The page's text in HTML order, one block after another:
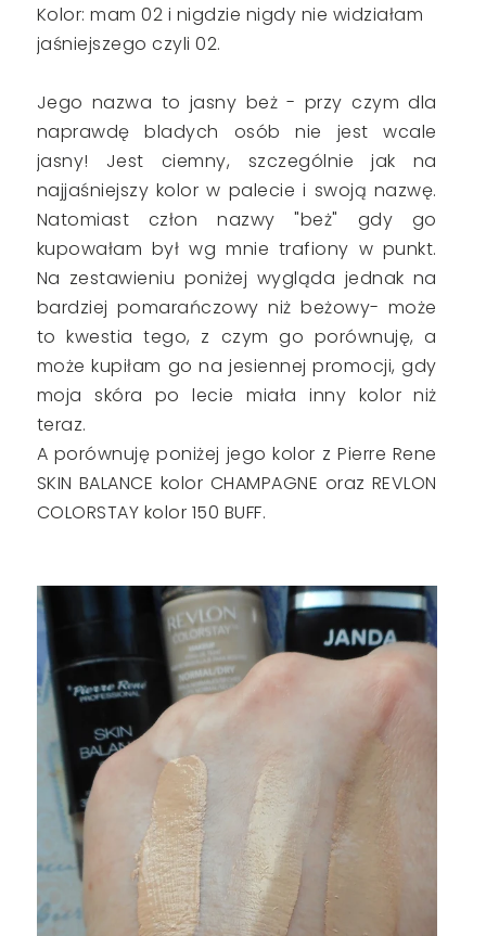
Kolor: mam 02 i nigdzie nigdy nie widziałam
jaśniejszego czyli 02.
Jego nazwa to jasny beż - przy czym dla
naprawdę bladych osób nie jest wcale
jasny! Jest ciemny, szczególnie jak na
najjaśniejszy kolor w palecie i swoją nazwę.
Natomiast człon nazwy "beż" gdy go
kupowałam był wg mnie trafiony w punkt.
Na zestawieniu poniżej wygląda jednak na
bardziej pomarańczowy niż beżowy- może
to kwestia tego, z czym go porównuję, a
może kupiłam go na jesiennej promocji, gdy
moja skóra po lecie miała inny kolor niż
teraz.
A porównuję poniżej jego kolor z Pierre Rene
SKIN BALANCE kolor CHAMPAGNE oraz REVLON
COLORSTAY kolor 150 BUFF.